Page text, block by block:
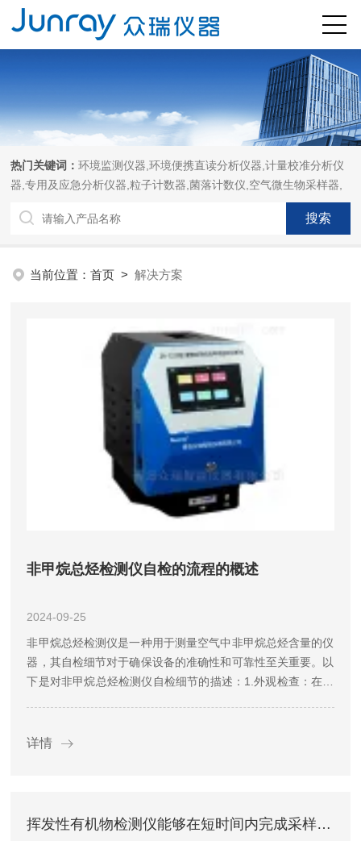
热门关键词：环境监测仪器,环境便携直读分析仪器,计量校准分析仪
器,专用及应急分析仪器,粒子计数器,菌落计数仪,空气微生物采样器,
当前位置：首页 >解决方案
非甲烷总烃检测仪自检的流程的概述
2024-09-25
非甲烷总烃检测仪是一种用于测量空气中非甲烷总烃含量的仪
器，其自检细节对于确保设备的准确性和可靠性至关重要。以
下是对非甲烷总烃检测仪自检细节的描述：1.外观检查：在进
处理。同...
详情
挥发性有机物检测仪能够在短时间内完成采样和分析